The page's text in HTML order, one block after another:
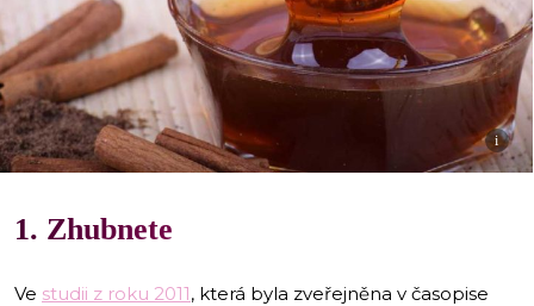
i
1. Zhubnete
Ve studii z roku 2011, která byla zveřejněna v časopise